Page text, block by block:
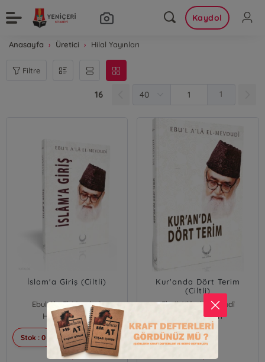
Kaydol
Anasayfa Üretici Hilal Yayınları
Filtre
16 1
İslam'a Giriş (Ciltli)
Ebul Ala El-Mevdudi
Hilal Yayınları
Stok : 0
₺ 250,00
Kur'anda Dört Terim
(Ciltli)
Ebu'l A'lâ el-Mevdudî
Hilal Yayınları
Stok : 0
250,00